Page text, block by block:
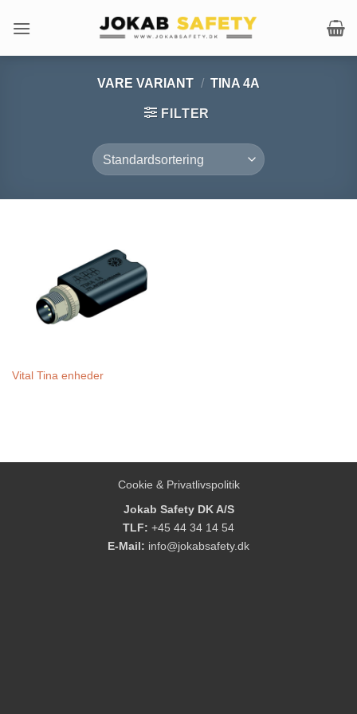
VARE VARIANT / TINA 4A
FILTER
Vital Tina enheder
Cookie & Privatlivspolitik
Jokab Safety DK A/S
TLF: +45 44 34 14 54
E-Mail: info@jokabsafety.dk